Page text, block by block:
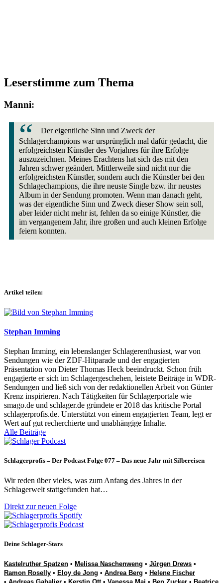
Leserstimme zum Thema
Manni:
Der eigentliche Sinn und Zweck der
Schlagerchampions war ursprünglich mal dafür gedacht, die
erfolgreichsten Künstler des Vorjahres für ihre Erfolge
auszuzeichnen. Meines Erachtens hat sich das mit den
Jahren schwer geändert. Mittlerweile sind nicht nur die
erfolgreichsten Künstler, sondern auch die Künstler bei den
Schlagechampions, die ihre neuste Single bzw. ihr neustes
Album in der Sendung promoten. Wenn man danach geht,
was der eigentliche Sinn und Zweck dieser Show sein soll,
aber leider nicht mehr ist, fehlen da so einige Künstler, die
im vergangenem Jahr, ihre großen und auch kleinen Erfolge
feiern konnten.
Artikel teilen:
Stephan Imming
Stephan Imming, ein lebenslanger Schlagerenthusiast, war von
Sendungen wie der ZDF-Hitparade und der engagierten
Präsentation von Dieter Thomas Heck beeindruckt. Schon früh
engagierte er sich im Schlagergeschehen, leistete Beiträge in WDR-
Sendungen und ließ sich von der redaktionellen Arbeit von Günter
Krenz inspirieren. Nach Tätigkeiten für Schlagerportale wie
smago.de und schlager.de gründete er 2018 das kritische Portal
schlagerprofis.de. Unterstützt von einem engagierten Team, legt er
Wert auf gut recherchierte und unabhängige Inhalte.
Alle Beiträge
Schlagerprofis – Der Podcast Folge 077 – Das neue Jahr mit Silbereisen
Wir reden über vieles, was zum Anfang des Jahres in der
Schlagerwelt stattgefunden hat…
Direkt zur neuen Folge
Deine Schlager-Stars
Kastelruther Spatzen • Melissa Naschenweng • Jürgen Drews •
Ramon Roselly • Eloy de Jong • Andrea Berg • Helene Fischer